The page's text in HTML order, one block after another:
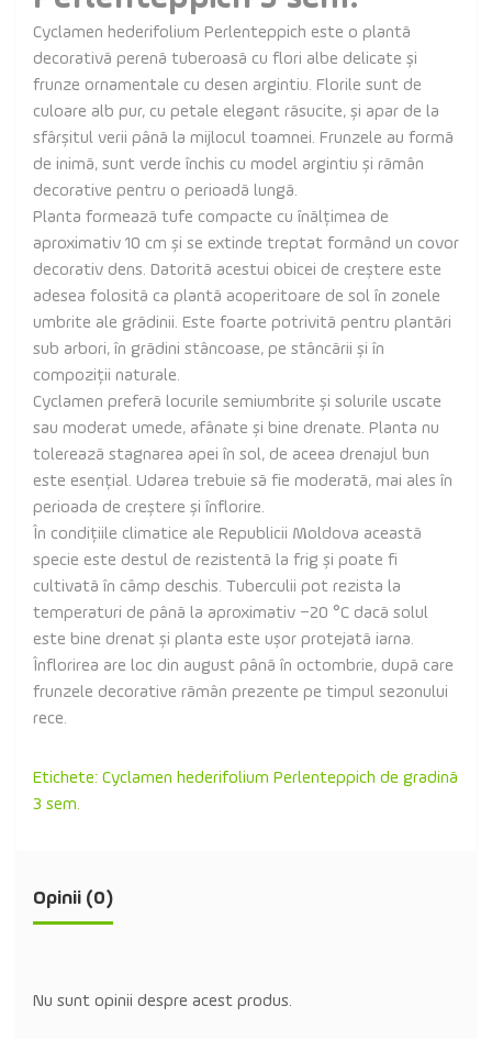
Cyclamen hederifolium Perlenteppich este o plantă
decorativă perenă tuberoasă cu flori albe delicate și
frunze ornamentale cu desen argintiu. Florile sunt de
culoare alb pur, cu petale elegant răsucite, și apar de la
sfârșitul verii până la mijlocul toamnei. Frunzele au formă
de inimă, sunt verde închis cu model argintiu și rămân
decorative pentru o perioadă lungă.
Planta formează tufe compacte cu înălțimea de
aproximativ 10 cm și se extinde treptat formând un covor
decorativ dens. Datorită acestui obicei de creștere este
adesea folosită ca plantă acoperitoare de sol în zonele
umbrite ale grădinii. Este foarte potrivită pentru plantări
sub arbori, în grădini stâncoase, pe stâncării și în
compoziții naturale.
Cyclamen preferă locurile semiumbrite și solurile uscate
sau moderat umede, afânate și bine drenate. Planta nu
tolerează stagnarea apei în sol, de aceea drenajul bun
este esențial. Udarea trebuie să fie moderată, mai ales în
perioada de creștere și înflorire.
În condițiile climatice ale Republicii Moldova această
specie este destul de rezistentă la frig și poate fi
cultivată în câmp deschis. Tuberculii pot rezista la
temperaturi de până la aproximativ −20 °C dacă solul
este bine drenat și planta este ușor protejată iarna.
Înflorirea are loc din august până în octombrie, după care
frunzele decorative rămân prezente pe timpul sezonului
rece.
Etichete: Cyclamen hederifolium Perlenteppich de gradină
3 sem.
Opinii (0)
Nu sunt opinii despre acest produs.